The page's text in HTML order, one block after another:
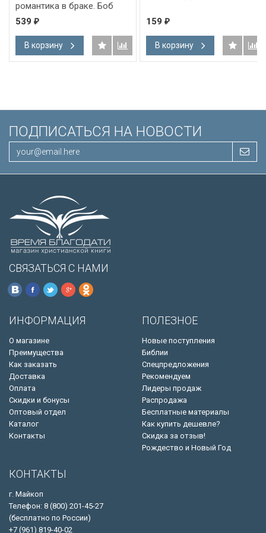
В корзину В корзину
ПОДПИСАТЬСЯ НА НОВОСТИ
СВЯЗАТЬСЯ С НАМИ
ИНФОРМАЦИЯ
О магазине
Преимущества
Как заказать
Доставка
Оплата
Скидки и бонусы
Оптовый отдел
Каталог
Контакты
ПОЛЕЗНОЕ
Новые поступления
Библии
Спецпредложения
Рекомендуем
Лидеры продаж
Распродажа
Бесплатные материалы
Как купить дешевле?
Скидка за отзыв!
Рождество и Новый Год
КОНТАКТЫ
г. Майкоп
Телефон: 8 (800) 201-45-27
(бесплатно по России)
+7 (961) 819-40-02